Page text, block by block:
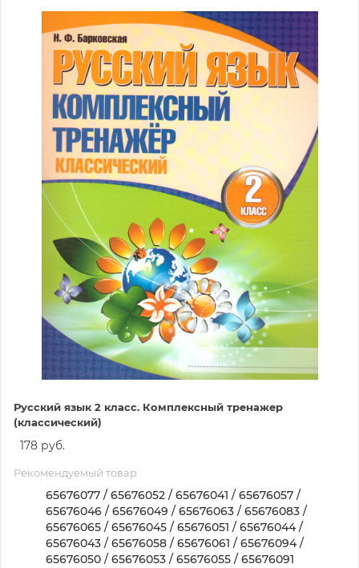
Русский язык 2 класс. Комплексный тренажер
(классический)
178 руб.
Рекомендуемый товар
65676077 / 65676052 / 65676041 / 65676057 /
65676046 / 65676049 / 65676063 / 65676083 /
65676065 / 65676045 / 65676051 / 65676044 /
65676043 / 65676058 / 65676061 / 65676094 /
65676050 / 65676053 / 65676055 / 65676091